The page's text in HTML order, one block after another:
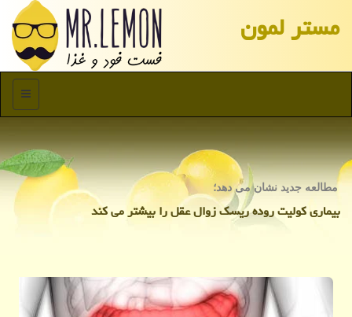
مستر لمون
منو
مطالعه جدید نشان می دهد؛
بیماری كولیت روده ریسك زوال عقل را بیشتر می كند